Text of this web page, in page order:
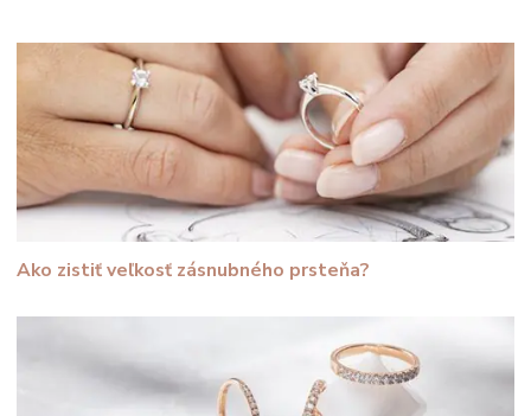
Ako zistiť veľkosť zásnubného prsteňa?